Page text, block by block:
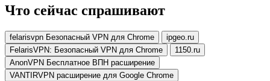
Что сейчас спрашивают
felarisvpn Безопасный VPN для Chrome
ipgeo.ru
FelarisVPN: Безопасный VPN для Chrome
1150.ru
AnonVPN Бесплатное ВПН расширение
VANTIRVPN расширение для Google Chrome